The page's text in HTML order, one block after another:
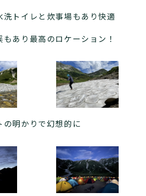
洗トイレと炊事場もあり快適
あり最高のロケーション！
明かりで幻想的に